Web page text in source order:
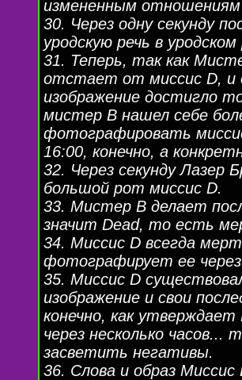
измененным отношениям
30. Через одну секунду
уродскую речь в
31. Теперь, так как
отстает от миссис D, и
изображение достигло
мистер B нашел себе
фотографировать
16:00, конечно, а
32. Через секунду Лазер
большой рот миссис D.
33. Мистер B делает
значит Dead, то есть
34. Миссис D всегда
фотографирует ее через
35. Миссис D
изображение и свои
конечно, как
через несколько
засветить негативы.
36. Слова и образ